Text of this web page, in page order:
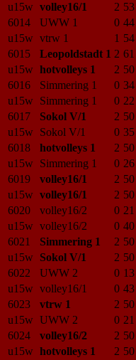
u15w volley16/1 2 53
6014
UWW 1 0 44
u15w vtrw 1 1 54
6015
Leopoldstadt 1 2 61
u15w hotvolleys 1 2 50
6016
Simmering 1 0 34
u15w Simmering 1 0 22
6017
Sokol V/1 2 50
u15w Sokol V/1 0 35
6018
hotvolleys 1 2 50
u15w Simmering 1 0 26
6019
volley16/1 2 50
u15w volley16/1 2 50
6020
volley16/2 0 21
u15w volley16/2 0 40
6021
Simmering 1 2 50
u15w Sokol V/1 2 50
6022
UWW 2 0 13
u15w volley16/1 0 43
6023
vtrw 1 2 50
u15w UWW 2 0 21
6024
volley16/2 2 50
u15w hotvolleys 1 2 50